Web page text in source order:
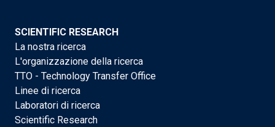
SCIENTIFIC RESEARCH
La nostra ricerca
L'organizzazione della ricerca
TTO - Technology Transfer Office
Linee di ricerca
Laboratori di ricerca
Scientific Research